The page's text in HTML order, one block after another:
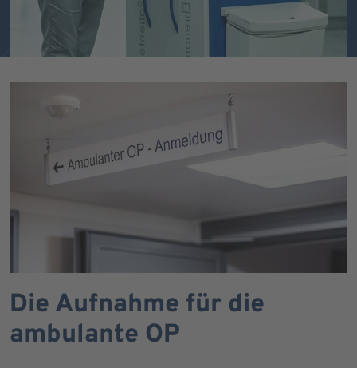
Die Aufnahme für die
ambulante OP